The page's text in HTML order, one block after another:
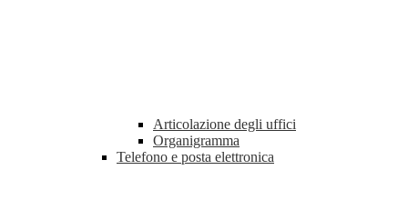
Articolazione degli uffici
Organigramma
Telefono e posta elettronica